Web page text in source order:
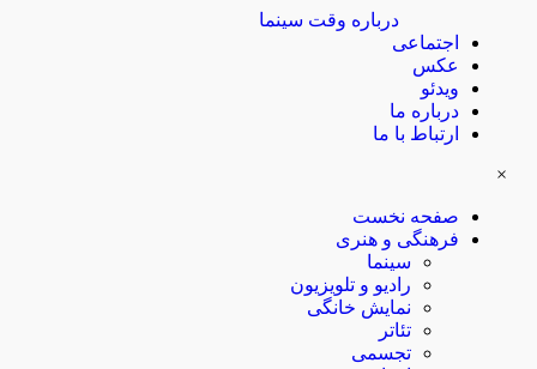
درباره وقت سینما
اجتماعی
عکس
ویدئو
درباره ما
ارتباط با ما
×
صفحه نخست
فرهنگی و هنری
سینما
رادیو و تلویزیون
نمایش خانگی
تئاتر
تجسمی